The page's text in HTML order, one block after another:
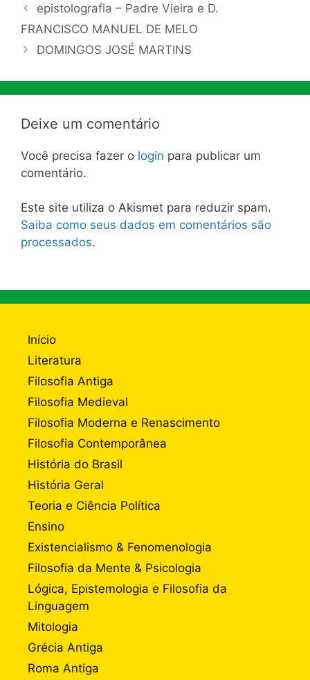
epistolografia – Padre Vieira e D.
FRANCISCO MANUEL DE MELO
DOMINGOS JOSÉ MARTINS
Deixe um comentário
Você precisa fazer o login para publicar um
comentário.
Este site utiliza o Akismet para reduzir spam.
Saiba como seus dados em comentários são
processados.
Início
Literatura
Filosofia Antiga
Filosofia Medieval
Filosofia Moderna e Renascimento
Filosofia Contemporânea
História do Brasil
História Geral
Teoria e Ciência Política
Ensino
Existencialismo & Fenomenologia
Filosofia da Mente & Psicologia
Lógica, Epistemologia e Filosofia da
Linguagem
Mitologia
Grécia Antiga
Roma Antiga